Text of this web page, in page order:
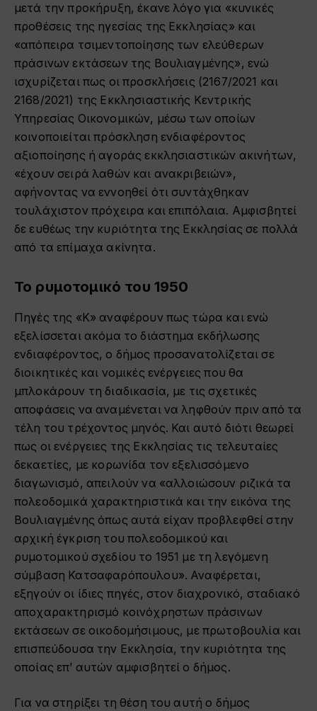
μετά την προκήρυξη, έκανε λόγο για «κυνικές
προθέσεις της ηγεσίας της Εκκλησίας» και
«απόπειρα τσιμεντοποίησης των ελεύθερων
πράσινων εκτάσεων της Βουλιαγμένης», ενώ
ισχυρίζεται πως οι προσκλήσεις (2167/2021 και
2168/2021) της Εκκλησιαστικής Κεντρικής
Υπηρεσίας Οικονομικών, μέσω των οποίων
κοινοποιείται πρόσκληση ενδιαφέροντος
αξιοποίησης ή αγοράς εκκλησιαστικών ακινήτων,
«έχουν σειρά λαθών και ανακριβειών»,
αφήνοντας να εννοηθεί ότι συντάχθηκαν
τουλάχιστον πρόχειρα και επιπόλαια. Αμφισβητεί
δε ευθέως την κυριότητα της Εκκλησίας σε πολλά
από τα επίμαχα ακίνητα.
Το ρυμοτομικό του 1950
Πηγές της «Κ» αναφέρουν πως τώρα και ενώ
εξελίσσεται ακόμα το διάστημα εκδήλωσης
ενδιαφέροντος, ο δήμος προσανατολίζεται σε
διοικητικές και νομικές ενέργειες που θα
μπλοκάρουν τη διαδικασία, με τις σχετικές
αποφάσεις να αναμένεται να ληφθούν πριν από τα
τέλη του τρέχοντος μηνός. Και αυτό διότι θεωρεί
πως οι ενέργειες της Εκκλησίας τις τελευταίες
δεκαετίες, με κορωνίδα τον εξελισσόμενο
διαγωνισμό, απειλούν να «αλλοιώσουν ριζικά τα
πολεοδομικά χαρακτηριστικά και την εικόνα της
Βουλιαγμένης όπως αυτά είχαν προβλεφθεί στην
αρχική έγκριση του πολεοδομικού και
ρυμοτομικού σχεδίου το 1951 με τη λεγόμενη
σύμβαση Κατσαφαρόπουλου». Αναφέρεται,
εξηγούν οι ίδιες πηγές, στον διαχρονικό, σταδιακό
αποχαρακτηρισμό κοινόχρηστων πράσινων
εκτάσεων σε οικοδομήσιμους, με πρωτοβουλία και
επισπεύδουσα την Εκκλησία, την κυριότητα της
οποίας επ’ αυτών αμφισβητεί ο δήμος.
Για να στηρίξει τη θέση του αυτή ο δήμος